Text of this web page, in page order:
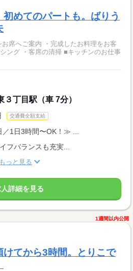
めてのパートも。ばりう
席へご案内 ・完成したお料理をお客
の清掃 ■キッチンのお仕事
丁目駅（車 7分）
交通費全額支給
1日3時間〜OK！≫ ...
フバランスも充実...
もっと見る
詳細を見る
1週間以内公開
てから3時間。とりこで